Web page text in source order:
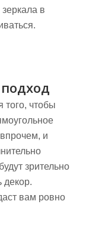
в
того, чтобы
и
зрительно
декор.
вам ровно